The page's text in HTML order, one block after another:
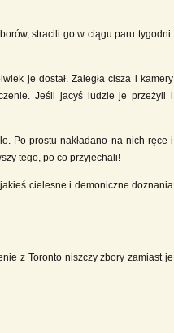
stracili go w ciągu paru tygodni.
je dostał. Zaległa cisza i kamery
Jeśli jacyś ludzie je przeżyli i
Po prostu nakładano na nich ręce i
tego, po co przyjechali!
cielesne i demoniczne doznania
z Toronto niszczy zbory zamiast je